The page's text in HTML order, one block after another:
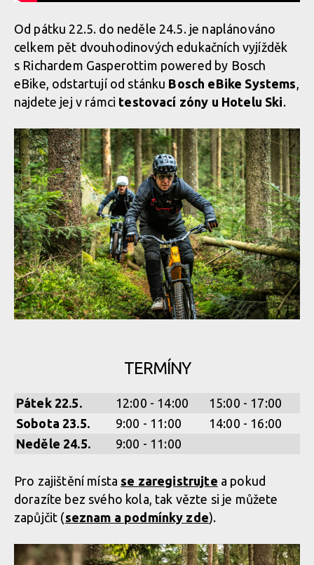
Od pátku 22.5. do neděle 24.5. je naplánováno
celkem pět dvouhodinových edukačních vyjížděk
s Richardem Gasperottim powered by Bosch
eBike, odstartují od stánku Bosch eBike Systems
najdete jej v rámci testovací zóny u Hotelu Ski.
TERMÍNY
Pátek 22.5. 12:00 - 14:00
15:00 - 17:00
Sobota 23.5.
9:00 - 11:00
14:00 - 16:00
Neděle 24.5.
9:00 - 11:00
Pro zajištění místa se zaregistrujte a pokud
dorazíte bez svého kola, tak vězte si je můžete
zapůjčit (seznam a podmínky zde).